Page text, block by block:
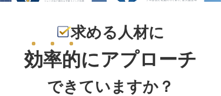
求める人材に
効率的にアプローチ
できていますか？